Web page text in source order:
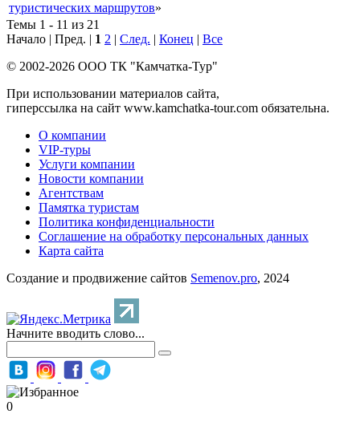
туристических маршрутов»
Темы 1 - 11 из 21
Начало | Пред. | 1 2 | След. | Конец | Все
© 2002-2026 ООО ТК "Камчатка-Тур"
При использовании материалов сайта,
гиперссылка на сайт www.kamchatka-tour.com обязательна.
О компании
VIP-туры
Услуги компании
Новости компании
Агентствам
Памятка туристам
Политика конфиденциальности
Соглашение на обработку персональных данных
Карта сайта
Создание и продвижение сайтов Semenov.pro, 2024
Начните вводить слово...
0